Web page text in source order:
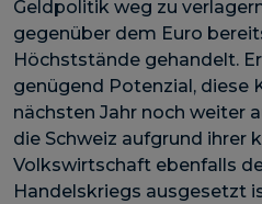
Geldpolitik weg zu
gegenüber dem Euro
Höchststände gehandelt.
genügend Potenzial, diese
nächsten Jahr noch weiter
die Schweiz aufgrund ihrer
Volkswirtschaft ebenfalls
Handelskriegs ausgesetzt